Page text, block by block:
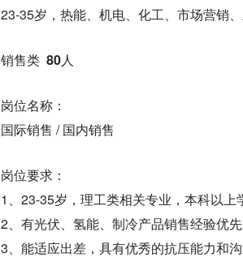
23-35岁，热能、机电、化工、市场营销
销售类 80人
岗位名称：
国际销售 / 国内销售
岗位要求：
1、23-35岁，理工类相关专业，本科以上
2、有光伏、氢能、制冷产品销售经验优先
3、能适应出差，具有优秀的抗压能力和沟